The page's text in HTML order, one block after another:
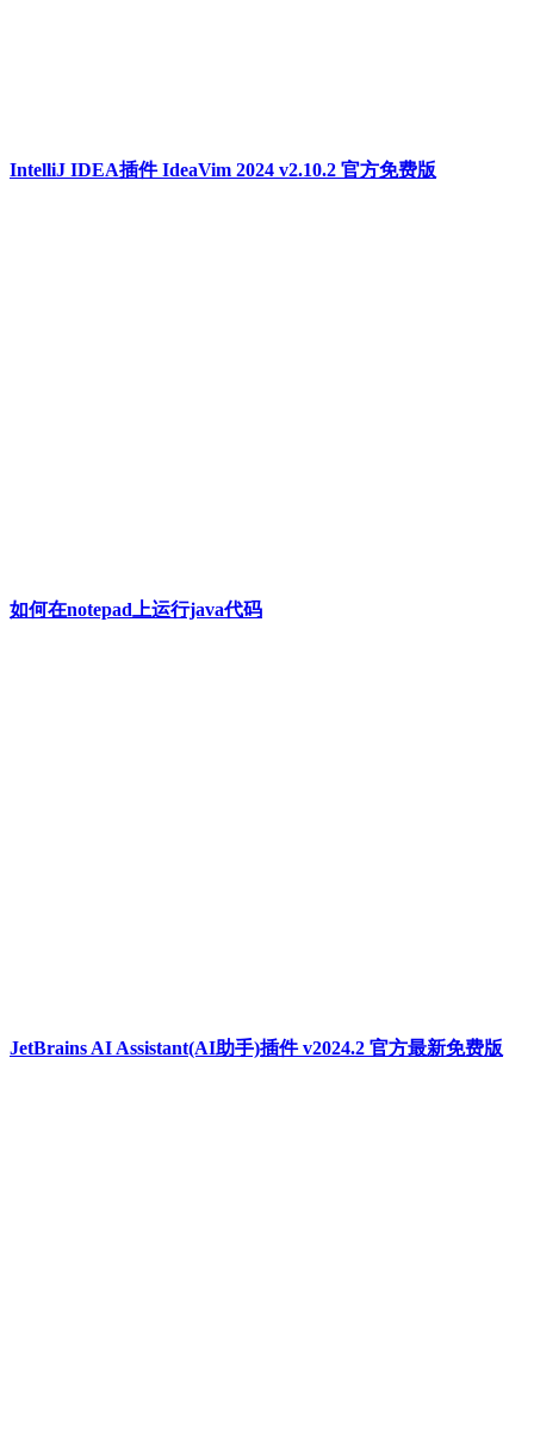
IntelliJ IDEA插件 IdeaVim 2024 v2.10.2 官方免费版
如何在notepad上运行java代码
JetBrains AI Assistant(AI助手)插件 v2024.2 官方最新免费版